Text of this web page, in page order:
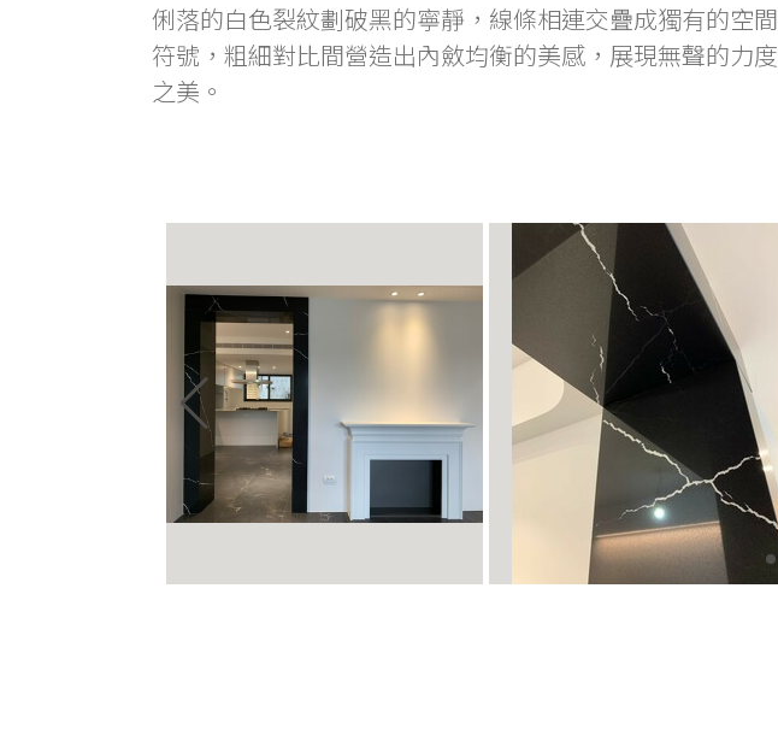
俐落的白色裂紋劃破黑的寧靜，線條相連交疊成獨有的空間
符號，粗細對比間營造出內斂均衡的美感，展現無聲的力度
之美。